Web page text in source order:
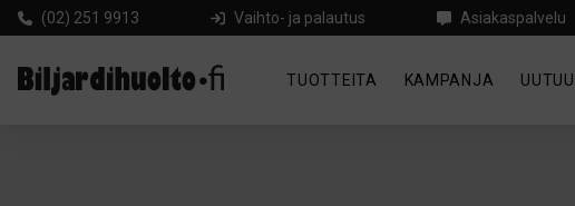
(02) 251 9913 Vaihto- ja palautus Asiakaspalvelu
TUOTTEITA KAMPANJA